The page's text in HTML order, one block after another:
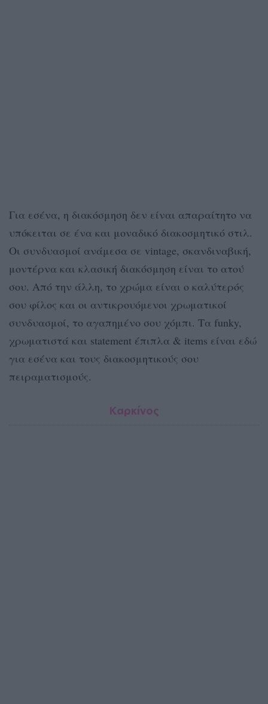
Για εσένα, η διακόσμηση δεν είναι απαραίτητο να
υπόκειται σε ένα και μοναδικό διακοσμητικό στιλ.
Οι συνδυασμοί ανάμεσα σε vintage, σκανδιναβική,
μοντέρνα και κλασική διακόσμηση είναι το ατού
σου. Από την άλλη, το χρώμα είναι ο καλύτερός
σου φίλος και οι αντικρουόμενοι χρωματικοί
συνδυασμοί, το αγαπημένο σου χόμπι. Τα funky,
χρωματιστά και statement έπιπλα & items είναι εδώ
για εσένα και τους διακοσμητικούς σου
πειραματισμούς.
Καρκίνος